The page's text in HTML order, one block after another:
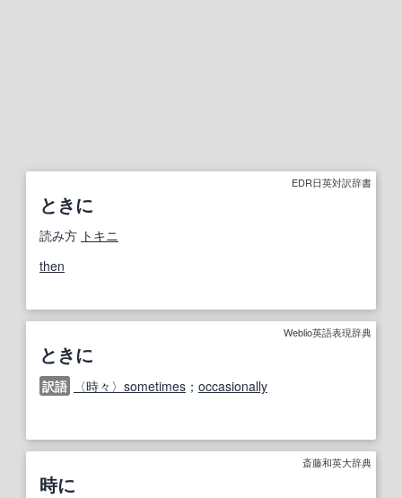
EDR日英対訳辞書
ときに
読み方 トキニ
then
Weblio英語表現辞典
ときに
訳語 〈時々〉sometimes ； occasionally
斎藤和英大辞典
時に